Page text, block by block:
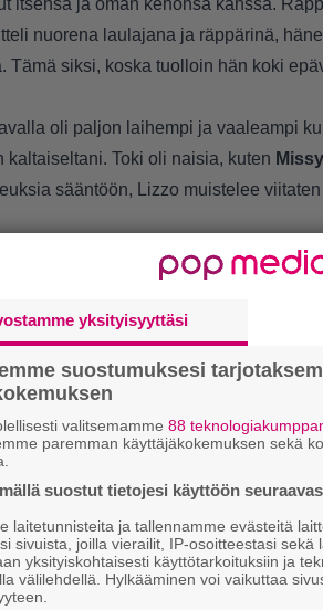
itsensä ja oman kehonsa kanssa.
nuorena laulajana ja räppärinä,
Tämä siksi, koska tuolloin hän koki
oli paljon laihempi ja vaaleampi
Toki oli naisia, kuten
sääntöön, Lizzo muistelee viitaten
yksityisyyttäsi
suostumuksesi
valitsemamme 88
paremman käyttäjäkokemuksen sekä
suostut tietojesi käyttöön
laitetunnisteita ja tallennamme evästeitä
sivuista, joilla vierailit, IP-osoitteestasi sekä
yksityiskohtaisesti käyttötarkoituksiin ja
välilehdellä. Hylkääminen voi vaikuttaa